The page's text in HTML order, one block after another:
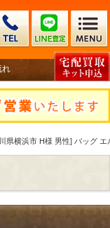
れ
県横浜市 H様 男性] バッグ